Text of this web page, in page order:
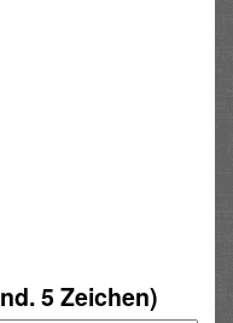
5 Zeichen)